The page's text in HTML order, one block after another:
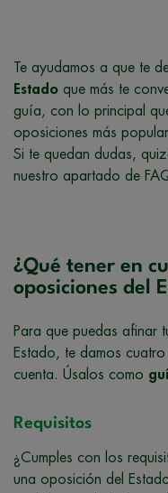
Te ayudamos a que te
Estado que más te
guía, con lo principal
oposiciones más
Si te quedan dudas,
nuestro apartado de
¿Qué tener en
oposiciones del
Para que puedas afinar
Estado, te damos
cuenta. Úsalos como
Requisitos
¿Cumples con los
una oposición del